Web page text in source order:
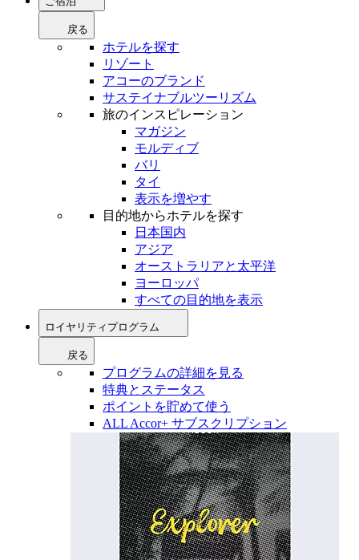
戻る
ホテルを探す
リゾート
アコーのブランド
サステイナブルツーリズム
旅のインスピレーション
マガジン
モルディブ
バリ
タイ
表示を増やす
目的地からホテルを探す
日本国内
アジア
オーストラリアと太平洋
ヨーロッパ
すべての目的地を表示
ロイヤリティプログラム
戻る
プログラムの詳細を見る
特典とステータス
ポイントを貯めて使う
ALL Accor+ サブスクリプション